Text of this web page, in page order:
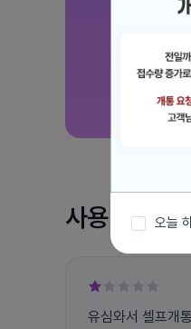
사용 후기
유심와서 셀프개
오늘